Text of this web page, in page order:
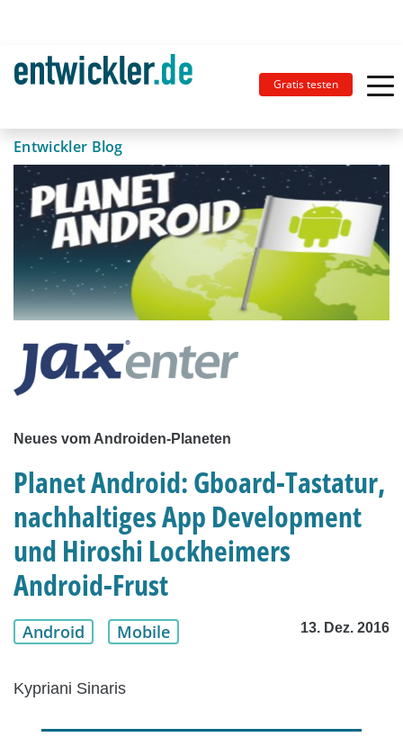
Gratis testen
Entwickler Blog
Neues vom Androiden-Planeten
Planet Android: Gboard-Tastatur,
nachhaltiges App Development
und Hiroshi Lockheimers
Android-Frust
Android Mobile 13. Dez. 2016
Kypriani Sinaris